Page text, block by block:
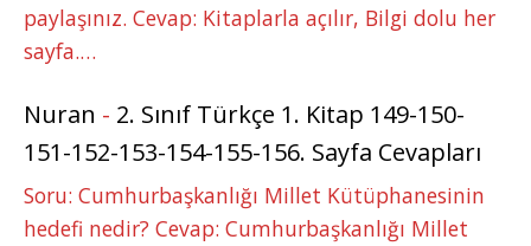
paylaşınız. Cevap: Kitaplarla açılır, Bilgi dolu her
sayfa.…
Nuran - 2. Sınıf Türkçe 1. Kitap 149-150-
151-152-153-154-155-156. Sayfa Cevapları
Soru: Cumhurbaşkanlığı Millet Kütüphanesinin
hedefi nedir? Cevap: Cumhurbaşkanlığı Millet